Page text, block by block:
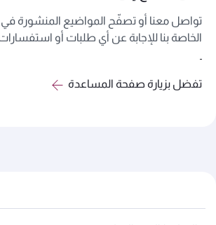
تواصل معنا أو تصفّح المواضيع المنشورة
الخاصة بنا للإجابة عن أي طلبات أو
تفضل بزيارة صفحة المساعدة